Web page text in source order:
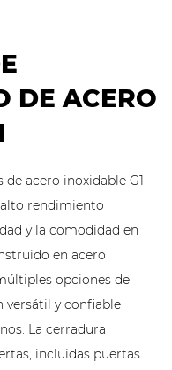
DE ACERO
acero inoxidable G1
rendimiento
y la comodidad en
en acero
opciones de
versátil y confiable
La cerradura
incluidas puertas